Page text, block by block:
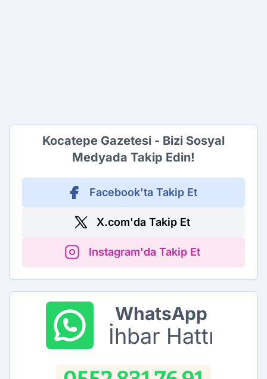
Kocatepe Gazetesi - Bizi Sosyal
Medyada Takip Edin!
Facebook'ta Takip Et
X.com'da Takip Et
Instagram'da Takip Et
WhatsApp
İhbar Hattı